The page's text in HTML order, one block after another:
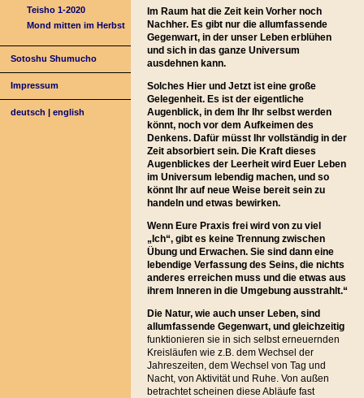
Teisho 1-2020
Mond mitten im Herbst
Sotoshu Shumucho
Impressum
deutsch |english
Im Raum hat die Zeit kein Vorher noch
Nachher. Es gibt nur die allumfassende
Gegenwart, in der unser Leben erblühen
und sich in das ganze Universum
ausdehnen kann.
Solches Hier und Jetzt ist eine große
Gelegenheit. Es ist der eigentliche
Augenblick, in dem Ihr Ihr selbst werden
könnt, noch vor dem Aufkeimen des
Denkens. Dafür müsst Ihr vollständig in der
Zeit absorbiert sein. Die Kraft dieses
Augenblickes der Leerheit wird Euer Leben
im Universum lebendig machen, und so
könnt Ihr auf neue Weise bereit sein zu
handeln und etwas bewirken.
Wenn Eure Praxis frei wird von zu viel
„Ich“, gibt es keine Trennung zwischen
Übung und Erwachen. Sie sind dann eine
lebendige Verfassung des Seins, die nichts
anderes erreichen muss und die etwas aus
ihrem Inneren in die Umgebung ausstrahlt.“
Die Natur, wie auch unser Leben, sind
allumfassende Gegenwart, und gleichzeitig
funktionieren sie in sich selbst erneuernden
Kreisläufen wie z.B. dem Wechsel der
Jahreszeiten, dem Wechsel von Tag und
Nacht, von Aktivität und Ruhe. Von außen
betrachtet scheinen diese Abläufe fast